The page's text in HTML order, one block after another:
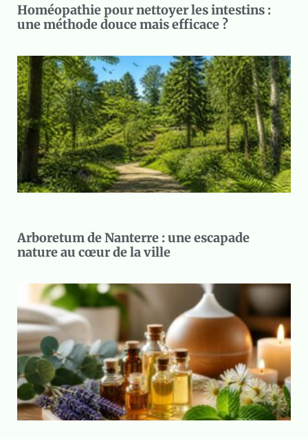
Homéopathie pour nettoyer les intestins :
une méthode douce mais efficace ?
Arboretum de Nanterre : une escapade
nature au cœur de la ville